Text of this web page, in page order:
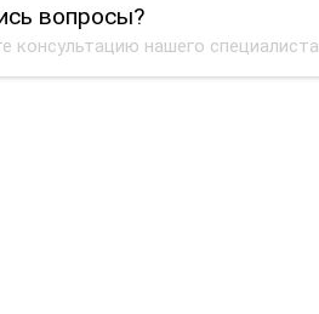
вопросы?
консультацию нашего специалиста